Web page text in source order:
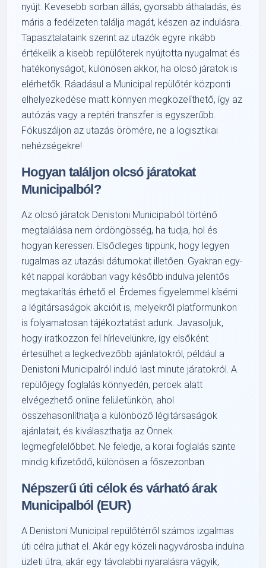
nyújt. Kevesebb sorban állás, gyorsabb áthaladás, és
máris a fedélzeten találja magát, készen az indulásra.
Tapasztalataink szerint az utazók egyre inkább
értékelik a kisebb repülőterek nyújtotta nyugalmat és
hatékonyságot, különösen akkor, ha olcsó járatok is
elérhetők. Ráadásul a Municipal repülőtér központi
elhelyezkedése miatt könnyen megközelíthető, így az
autózás vagy a reptéri transzfer is egyszerűbb.
Fókuszáljon az utazás örömére, ne a logisztikai
nehézségekre!
Hogyan találjon olcsó járatokat
Municipalból?
Az olcsó járatok Denistoni Municipalból történő
megtalálása nem ördöngösség, ha tudja, hol és
hogyan keressen. Elsődleges tippünk, hogy legyen
rugalmas az utazási dátumokat illetően. Gyakran egy-
két nappal korábban vagy később indulva jelentős
megtakarítás érhető el. Érdemes figyelemmel kísérni
a légitársaságok akcióit is, melyekről platformunkon
is folyamatosan tájékoztatást adunk. Javasoljuk,
hogy iratkozzon fel hírlevelünkre, így elsőként
értesülhet a legkedvezőbb ajánlatokról, például a
Denistoni Municipalról induló last minute járatokról. A
repülőjegy foglalás könnyedén, percek alatt
elvégezhető online felületünkön, ahol
összehasonlíthatja a különböző légitársaságok
ajánlatait, és kiválaszthatja az Önnek
legmegfelelőbbet. Ne feledje, a korai foglalás szinte
mindig kifizetődő, különösen a főszezonban.
Népszerű úti célok és várható árak
Municipalból (EUR)
A Denistoni Municipal repülőtérről számos izgalmas
úti célra juthat el. Akár egy közeli nagyvárosba indulna
üzleti útra, akár egy távolabbi nyaralásra vágyik,